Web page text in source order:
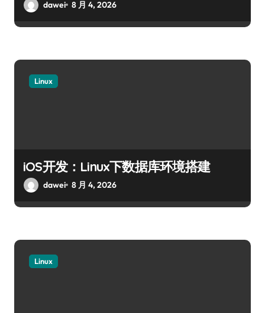
dawei 8 月 4, 2026
Linux
iOS开发：Linux下数据库环境搭建
dawei 8 月 4, 2026
Linux